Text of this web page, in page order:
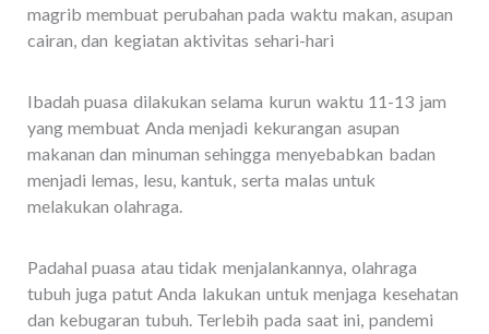
magrib membuat perubahan pada waktu makan, asupan
cairan, dan kegiatan aktivitas sehari-hari
Ibadah puasa dilakukan selama kurun waktu 11-13 jam
yang membuat Anda menjadi kekurangan asupan
makanan dan minuman sehingga menyebabkan badan
menjadi lemas, lesu, kantuk, serta malas untuk
melakukan olahraga.
Padahal puasa atau tidak menjalankannya, olahraga
tubuh juga patut Anda lakukan untuk menjaga kesehatan
dan kebugaran tubuh. Terlebih pada saat ini, pandemi